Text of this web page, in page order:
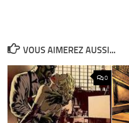
VOUS AIMEREZ AUSSI...
0